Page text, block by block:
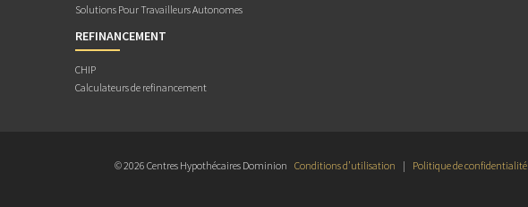
Solutions Pour Travailleurs Autonomes
REFINANCEMENT
CHIP
Calculateurs de refinancement
© 2026 Centres Hypothécaires Dominion Conditions d’utilisation | Politique de confidentialité